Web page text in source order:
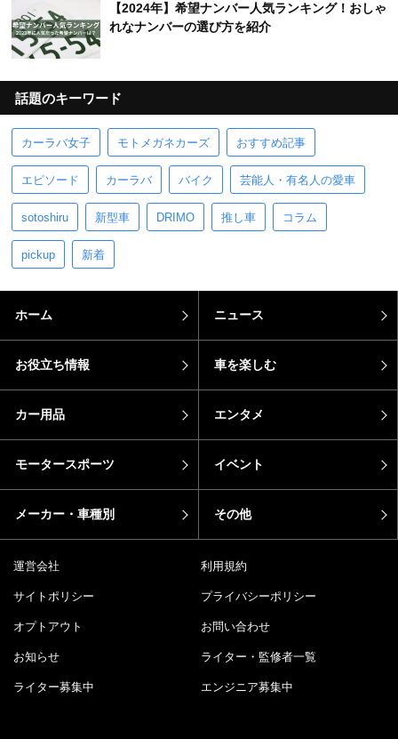
【2024年】希望ナンバー人気ランキング！おしゃ
れなナンバーの選び方を紹介
話題のキーワード
カーラバ女子 モトメガネカーズ おすすめ記事
エピソード カーラバ バイク 芸能人・有名人の愛車
sotoshiru 新型車 DRIMO 推し車 コラム
pickup 新着
ホーム ニュース
お役立ち情報 車を楽しむ
カー用品 エンタメ
モータースポーツ イベント
メーカー・車種別 その他
運営会社 利用規約
サイトポリシー プライバシーポリシー
オプトアウト お問い合わせ
お知らせ ライター・監修者一覧
ライター募集中 エンジニア募集中